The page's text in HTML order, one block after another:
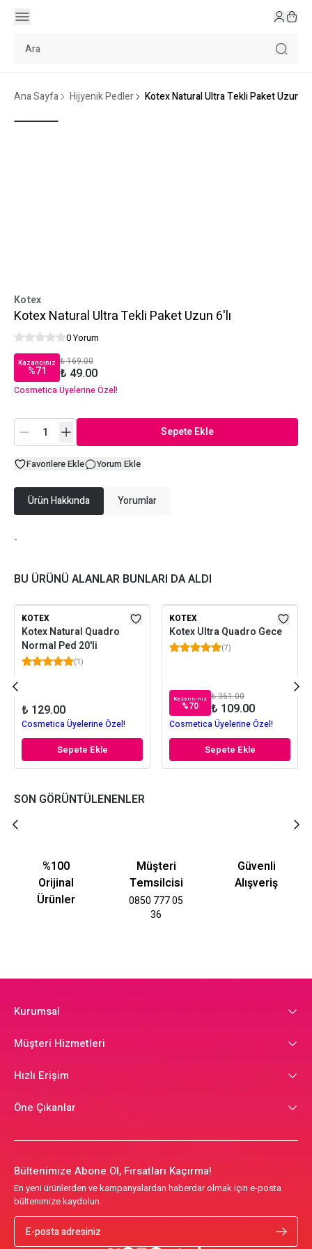
Ana Sayfa Hijyenik Pedler Kotex Natural Ultra Tekli Paket Uzun
Kotex
Kotex Natural Ultra Tekli Paket Uzun 6'lı
0 Yorum
Kazancınız
%71
₺ 169.00
₺ 49.00
Cosmetica Üyelerine Özel!
Sepete Ekle
Favorilere Ekle Yorum Ekle
Ürün Hakkında Yorumlar
-
BU ÜRÜNÜ ALANLAR BUNLARI DA ALDI
KOTEX
Kotex Natural Quadro
Normal Ped 20'li
(1)
₺ 129.00
Cosmetica Üyelerine Özel!
Sepete Ekle
KOTEX
Kotex Ultra Quadro Gece
(7)
Kazancınız
%70
₺ 361.00
₺ 109.00
Cosmetica Üyelerine Özel!
Sepete Ekle
SON GÖRÜNTÜLENENLER
%100
Orijinal
Ürünler
Müşteri
Temsilcisi
0850 777 05
36
Güvenli
Alışveriş
Kurumsal
Müşteri Hizmetleri
Hızlı Erişim
Öne Çıkanlar
Bültenimize Abone Ol, Fırsatları Kaçırma!
En yeni ürünlerden ve kampanyalardan haberdar olmak için e-posta
bültenimize kaydolun.